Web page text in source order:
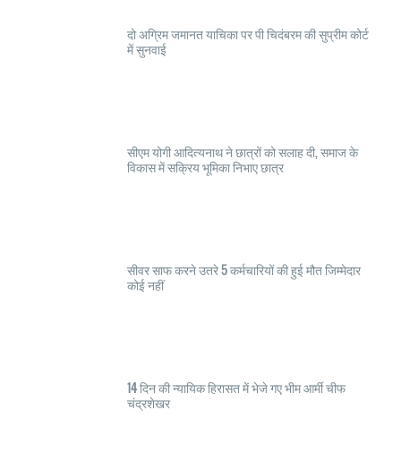
दो अग्रिम जमानत याचिका पर पी चिदंबरम की सुप्रीम कोर्ट
में सुनवाई
सीएम योगी आदित्यनाथ ने छात्रों को सलाह दी, समाज के
विकास में सक्रिय भूमिका निभाए छात्र
सीवर साफ करने उतरे 5 कर्मचारियों की हुई मौत जिम्मेदार
कोई नहीं
14 दिन की न्यायिक हिरासत में भेजे गए भीम आर्मी चीफ
चंद्रशेखर